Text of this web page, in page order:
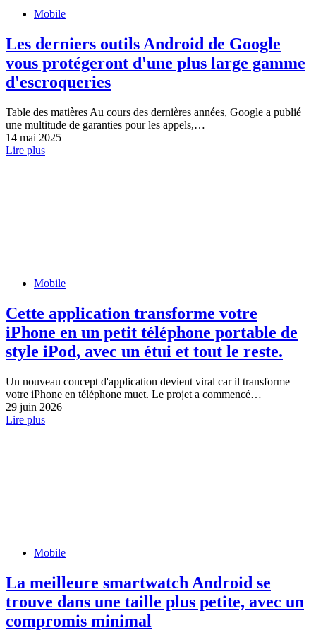
Mobile
Les derniers outils Android de Google
vous protégeront d'une plus large gamme
d'escroqueries
Table des matières Au cours des dernières années, Google a publié
une multitude de garanties pour les appels,…
14 mai 2025
Lire plus
Mobile
Cette application transforme votre
iPhone en un petit téléphone portable de
style iPod, avec un étui et tout le reste.
Un nouveau concept d'application devient viral car il transforme
votre iPhone en téléphone muet. Le projet a commencé…
29 juin 2026
Lire plus
Mobile
La meilleure smartwatch Android se
trouve dans une taille plus petite, avec un
compromis minimal